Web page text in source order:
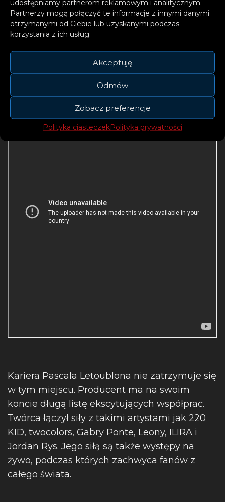
udostępniamy partnerom reklamowym i analitycznym.
Partnerzy mogą połączyć te informacje z innymi danymi
otrzymanymi od Ciebie lub uzyskanymi podczas
korzystania z ich usług.
Akceptuję
Odmów
Zobacz preferencje
Polityka ciasteczekPolityka prywatności
milionów streamów na Spotify. DJ i producent
ma na koncie złote i platynowe płyty, a także
nominację do NRJ Music Awards.
Kariera Pascala Letoublona nie zatrzymuje się
w tym miejscu. Producent ma na swoim
koncie długą listę ekscytujących współprac.
Twórca łączył siły z takimi artystami jak 220
KID, twocolors, Gabry Ponte, Leony, ILIRA i
Jordan Rys. Jego siłą są także występy na
żywo, podczas których zachwyca fanów z
całego świata.